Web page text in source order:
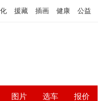
援藏 插画 健康 公益
图片 选车 报价